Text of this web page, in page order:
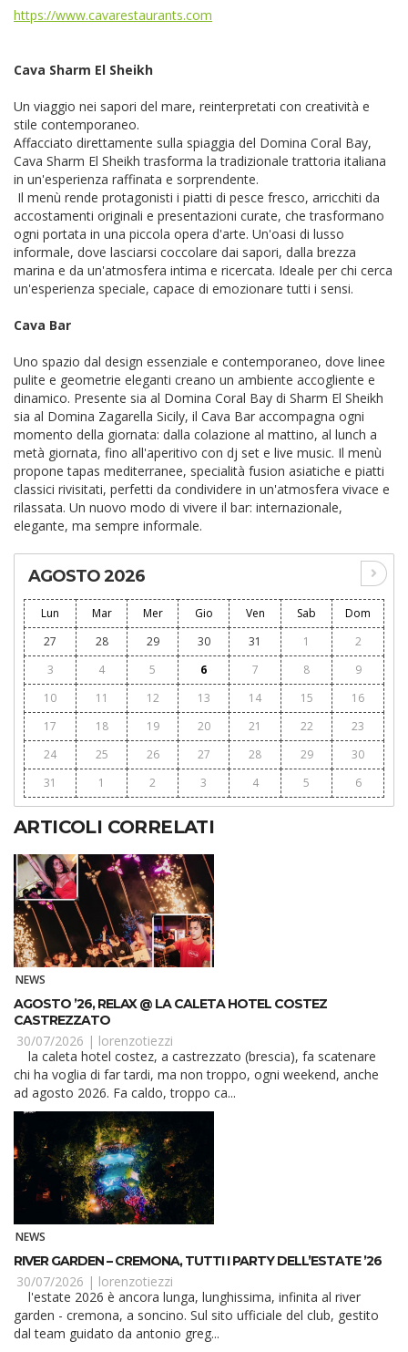
https://www.cavarestaurants.com
Cava Sharm El Sheikh
Un viaggio nei sapori del mare, reinterpretati con creatività e
stile contemporaneo.
Affacciato direttamente sulla spiaggia del Domina Coral Bay,
Cava Sharm El Sheikh trasforma la tradizionale trattoria italiana
in un'esperienza raffinata e sorprendente.
Il menù rende protagonisti i piatti di pesce fresco, arricchiti da
accostamenti originali e presentazioni curate, che trasformano
ogni portata in una piccola opera d'arte. Un'oasi di lusso
informale, dove lasciarsi coccolare dai sapori, dalla brezza
marina e da un'atmosfera intima e ricercata. Ideale per chi cerca
un'esperienza speciale, capace di emozionare tutti i sensi.
Cava Bar
Uno spazio dal design essenziale e contemporaneo, dove linee
pulite e geometrie eleganti creano un ambiente accogliente e
dinamico. Presente sia al Domina Coral Bay di Sharm El Sheikh
sia al Domina Zagarella Sicily, il Cava Bar accompagna ogni
momento della giornata: dalla colazione al mattino, al lunch a
metà giornata, fino all'aperitivo con dj set e live music. Il menù
propone tapas mediterranee, specialità fusion asiatiche e piatti
classici rivisitati, perfetti da condividere in un'atmosfera vivace e
rilassata. Un nuovo modo di vivere il bar: internazionale,
elegante, ma sempre informale.
AGOSTO 2026
Lun Mar Mer Gio Ven Sab
Dom
27
28 29 30 31 1
2
3
4 5 6 7 8
9
10
11 12 13 14 15
16
17
18 19 20 21 22
23
24
25 26 27 28 29
30
31
1 2 3 4 5 6
ARTICOLI CORRELATI
NEWS
AGOSTO ’26, RELAX @ LA CALETA HOTEL COSTEZ
CASTREZZATO
30/07/2026 | lorenzotiezzi
chi ha voglia di far tardi, ma non troppo, ogni weekend, anche
ad agosto 2026. Fa caldo, troppo ca...
NEWS
RIVER GARDEN – CREMONA, TUTTI I PARTY DELL’ESTATE ’26
30/07/2026 | lorenzotiezzi
garden - cremona, a soncino. Sul sito ufficiale del club, gestito
dal team guidato da antonio greg...